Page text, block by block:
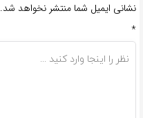
نشانی ایمیل شما منتشر نخواهد شد.
*